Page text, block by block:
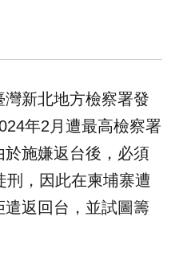
新北地方檢察署發
年2月遭最高檢察署
施嫌返台後，必須
刑，因此在柬埔寨遭
返回台，並試圖籌